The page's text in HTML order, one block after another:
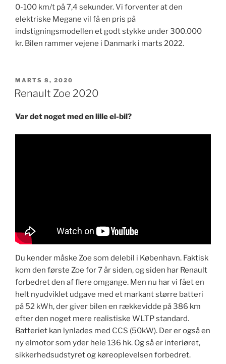
0-100 km/t på 7,4 sekunder. Vi forventer at den
elektriske Megane vil få en pris på
indstigningsmodellen et godt stykke under 300.000
kr. Bilen rammer vejene i Danmark i marts 2022.
UDGIVET
DEN
MARTS 8, 2020
Renault Zoe 2020
Var det noget med en lille el-bil?
Du kender måske Zoe som delebil i København. Faktisk
kom den første Zoe for 7 år siden, og siden har Renault
forbedret den af flere omgange. Men nu har vi fået en
helt nyudviklet udgave med et markant større batteri
på 52 kWh, der giver bilen en rækkevidde på 386 km
efter den noget mere realistiske WLTP standard.
Batteriet kan lynlades med CCS (50kW). Der er også en
ny elmotor som yder hele 136 hk. Og så er interiøret,
sikkerhedsudstyret og køreoplevelsen forbedret.